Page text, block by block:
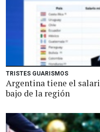
TRISTES GUARISMOS
Argentina tiene el
bajo de la región